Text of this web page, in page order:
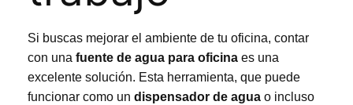
Si buscas mejorar el ambiente de tu oficina, contar
con una fuente de agua para oficina es una
excelente solución. Esta herramienta, que puede
funcionar como un dispensador de agua o incluso